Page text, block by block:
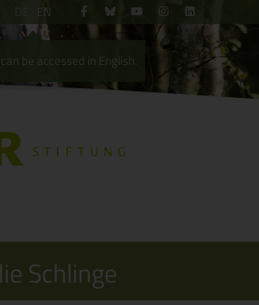
be accessed in English.
EN
Schlinge